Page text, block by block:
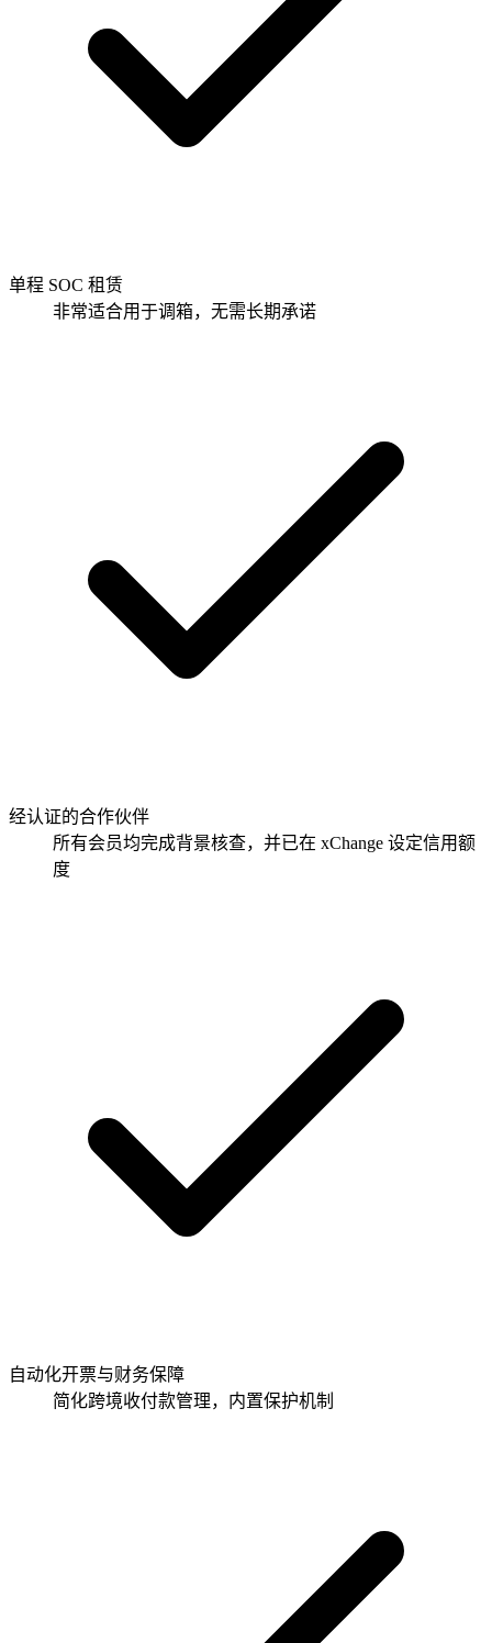
单程 SOC 租赁
非常适合用于调箱，无需长期承诺
经认证的合作伙伴
所有会员均完成背景核查，并已在 xChange 设定信用额
度
自动化开票与财务保障
简化跨境收付款管理，内置保护机制